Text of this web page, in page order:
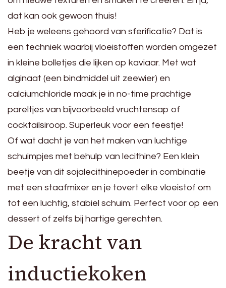
dat kan ook gewoon thuis!
Heb je weleens gehoord van sferificatie? Dat is
een techniek waarbij vloeistoffen worden omgezet
in kleine bolletjes die lijken op kaviaar. Met wat
alginaat (een bindmiddel uit zeewier) en
calciumchloride maak je in no-time prachtige
pareltjes van bijvoorbeeld vruchtensap of
cocktailsiroop. Superleuk voor een feestje!
Of wat dacht je van het maken van luchtige
schuimpjes met behulp van lecithine? Een klein
beetje van dit sojalecithinepoeder in combinatie
met een staafmixer en je tovert elke vloeistof om
tot een luchtig, stabiel schuim. Perfect voor op een
dessert of zelfs bij hartige gerechten.
De kracht van
inductiekoken